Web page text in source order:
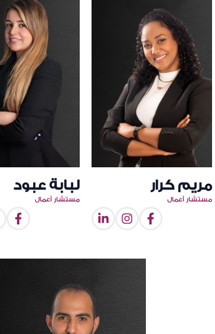
لبابة عبود
مستشار أعمال
مريم كرار
مستشار أعمال